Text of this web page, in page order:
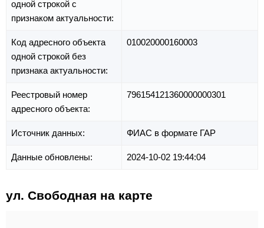
одной строкой с
признаком актуальности:
Код адресного объекта
одной строкой без
признака актуальности:
010020000160003
Реестровый номер
адресного объекта:
796154121360000000301
Источник данных: ФИАС в формате ГАР
Данные обновлены: 2024-10-02 19:44:04
ул. Свободная на карте